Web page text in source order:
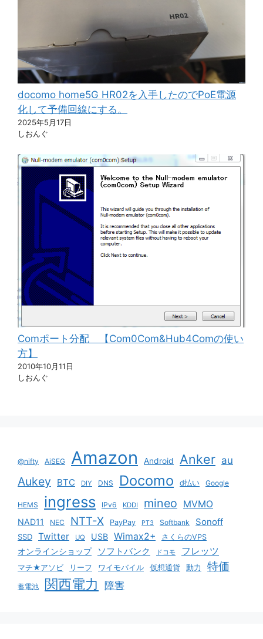
docomo home5G HR02を入手したのでPoE電源
化して予備回線にする。
2025年5月17日
しおんぐ
Comポート分配 【Com0Com&Hub4Comの使い
方】
2010年10月11日
しおんぐ
@nifty AiSEG Amazon Android Anker au
Aukey BTC DIY DNS Docomo d払い Google
HEMS ingress IPv6 KDDI mineo MVMO
NAD11 NEC NTT-X PayPay PT3 Softbank Sonoff
SSD Twitter UQ USB Wimax2+ さくらのVPS
オンラインショップ ソフトバンク ドコモ フレッツ
マチ★アソビ リーフ ワイモバイル 仮想通貨 動力 特価
蓄電池 関西電力 障害